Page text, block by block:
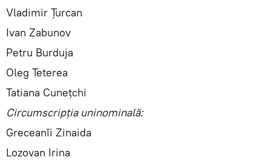
Vladimir Țurcan
Ivan Zabunov
Petru Burduja
Oleg Teterea
Tatiana Cunețchi
Circumscripția uninominală:
Greceanîi Zinaida
Lozovan Irina